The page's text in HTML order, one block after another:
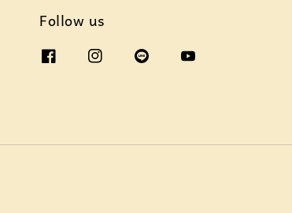
Follow us